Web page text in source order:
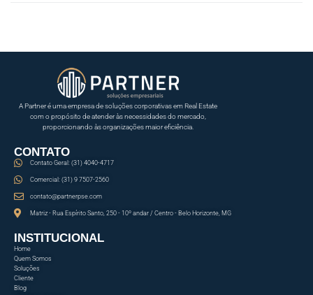
A Partner é uma empresa de soluções corporativas em Real Estate
com o propósito de atender às necessidades do mercado,
proporcionando às organizações maior eficiência.
CONTATO
Contato Geral: (31) 4040-4717
Comercial: (31) 9 7507-2560
contato@partnerpse.com
Matriz - Rua Espírito Santo, 250 - 10º andar / Centro - Belo Horizonte, MG
INSTITUCIONAL
Home
Quem Somos
Soluções
Cliente
Blog